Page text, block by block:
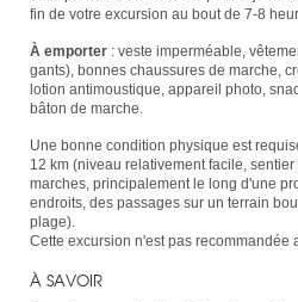
fin de votre excursion au bout de 7-8
À emporter : veste imperméable,
gants), bonnes chaussures de marche,
lotion antimoustique, appareil photo,
bâton de marche.
Une bonne condition physique est
12 km (niveau relativement facile,
marches, principalement le long d'une
endroits, des passages sur un terrain
plage).
Cette excursion n'est pas recommandée
À SAVOIR